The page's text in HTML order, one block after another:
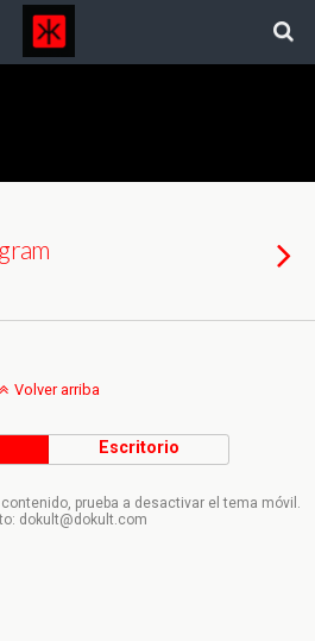
Volver arriba
Escritorio
prueba a desactivar el tema móvil.
dokult@dokult.com